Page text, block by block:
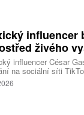
influencer
živého
influencer César
na sociální síti
ve městě Culiacán